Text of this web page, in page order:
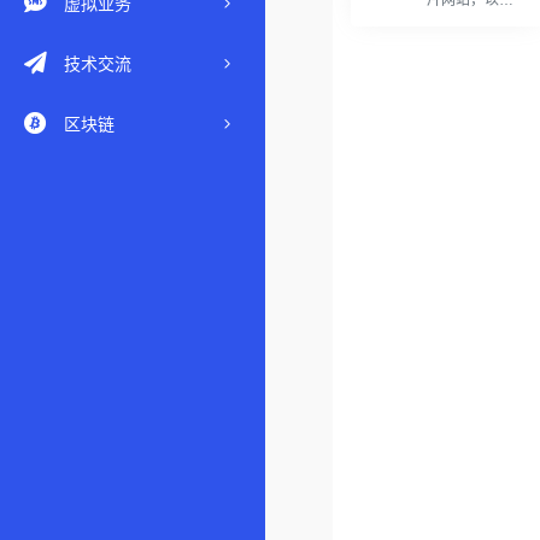
技术交流
区块链